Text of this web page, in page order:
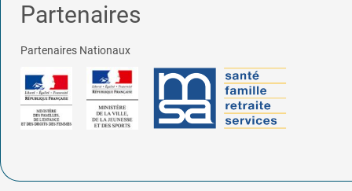
Partenaires
Partenaires Nationaux